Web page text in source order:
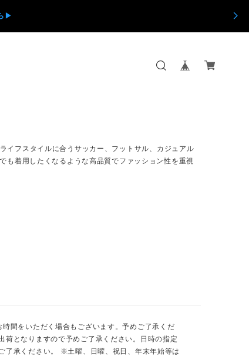
▶︎
フスタイルに合うサッカー、フットサル、カジュアル
も着用したくなるような高品質でファッション性を重視
間をいただく場合もございます。予めご了承くだ
荷となりますので予めご了承ください。日時の指定
了承ください。 ※土曜、日曜、祝日、年末年始等は